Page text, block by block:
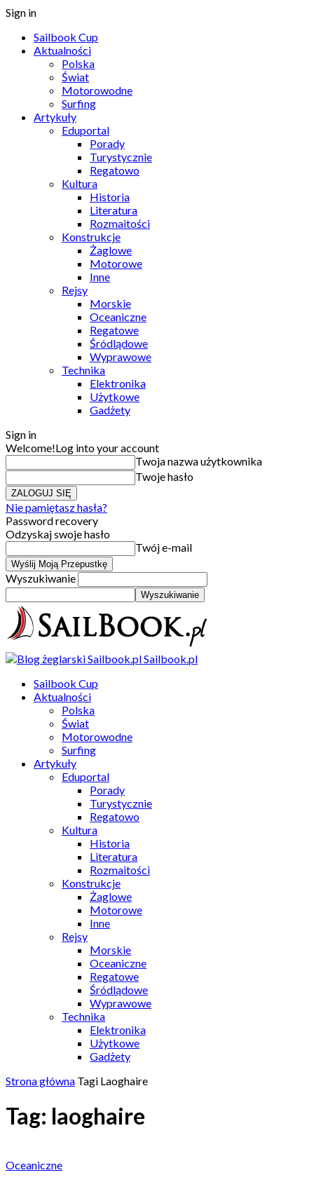
Sign in
Sailbook Cup
Aktualności
Polska
Świat
Motorowodne
Surfing
Artykuły
Eduportal
Porady
Turystycznie
Regatowo
Kultura
Historia
Literatura
Rozmaitości
Konstrukcje
Żaglowe
Motorowe
Inne
Rejsy
Morskie
Oceaniczne
Regatowe
Śródlądowe
Wyprawowe
Technika
Elektronika
Użytkowe
Gadżety
Sign in
Welcome!Log into your account
Twoja nazwa użytkownika
Twoje hasło
Nie pamiętasz hasła?
Password recovery
Odzyskaj swoje hasło
Twój e-mail
Wyszukiwanie
Sailbook.pl
Sailbook Cup
Aktualności
Polska
Świat
Motorowodne
Surfing
Artykuły
Eduportal
Porady
Turystycznie
Regatowo
Kultura
Historia
Literatura
Rozmaitości
Konstrukcje
Żaglowe
Motorowe
Inne
Rejsy
Morskie
Oceaniczne
Regatowe
Śródlądowe
Wyprawowe
Technika
Elektronika
Użytkowe
Gadżety
Strona główna Tagi Laoghaire
Tag: laoghaire
Oceaniczne